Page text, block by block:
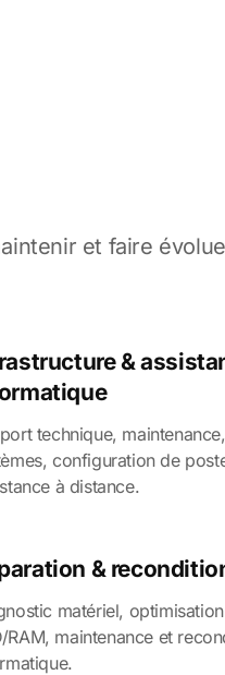
et faire
&
technique,
configuration de
à distance.
&
matériel,
RAM, maintenance et